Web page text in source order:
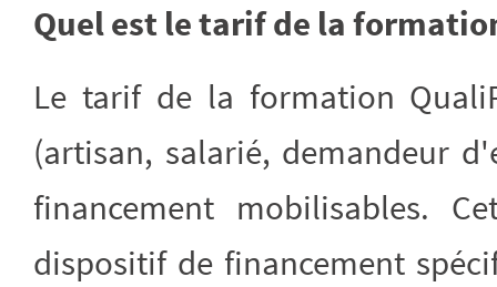
Quel est le tarif de la
Le tarif de la formation
(artisan, salarié, demandeur
financement mobilisables.
dispositif de financement